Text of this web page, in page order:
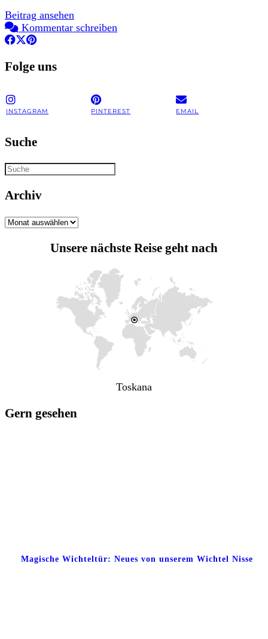
Beitrag ansehen
Kommentar schreiben
Folge uns
INSTAGRAM PINTEREST EMAIL
Suche
Archiv
Archiv
Unsere nächste Reise geht nach
Toskana
Gern gesehen
Magische Wichteltür: Neues von unserem Wichtel Nisse